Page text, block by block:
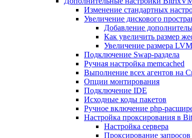
Изменение стандартных
Увеличение дискового
Добавление
Как увеличить размер
Увеличение размера
Подключение Swap-раздела
Ручная настройка memcached
Выполнение всех агентов на
Опции монтирования
Подключение IDE
Исходные коды пакетов
Ручное включение php-
Настройка проксирования в
Настройка сервера
Проксирование запросов